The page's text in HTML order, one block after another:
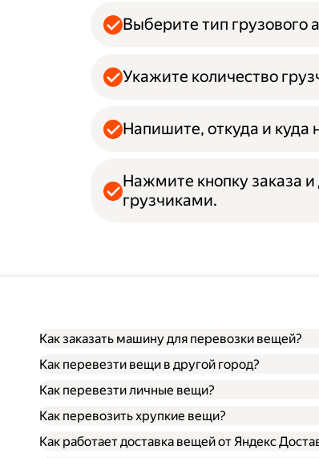
Выберите тип грузового
Укажите количество
Напишите, откуда и куда
Нажмите кнопку заказа
грузчиками.
Как заказать машину для перевозки вещей?
Как перевезти вещи в другой город?
Как перевезти личные вещи?
Как перевозить хрупкие вещи?
Как работает доставка вещей от Яндекс